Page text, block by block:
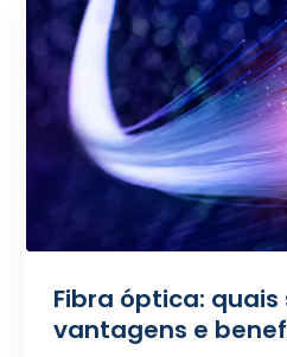
Fibra óptica: quais
vantagens e